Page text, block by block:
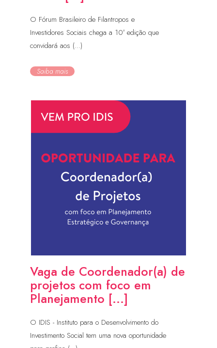
O Fórum Brasileiro de Filantropos e
Investidores Sociais chega a 10ª edição que
convidará aos (...)
Saiba mais
Vaga de Coordenador(a) de
projetos com foco em
Planejamento [...]
O IDIS - Instituto para o Desenvolvimento do
Investimento Social tem uma nova oportunidade